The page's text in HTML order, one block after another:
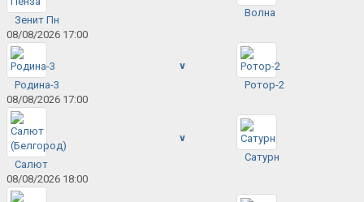
Зенит Пн
Волна
08/08/2026 17:00
Родина-3
v
Ротор-2
08/08/2026 17:00
Салют
v
Сатурн
08/08/2026 18:00